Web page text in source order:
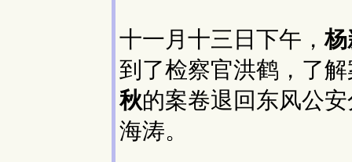
十一月十三日下午，
到了检察官洪鹤，了
秋的案卷退回东风公
海涛。